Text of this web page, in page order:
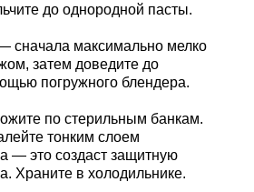
до однородной пасты.
сначала максимально мелко
затем доведите до
погружного блендера.
по стерильным банкам.
тонким слоем
— это создаст защитную
Храните в холодильнике.